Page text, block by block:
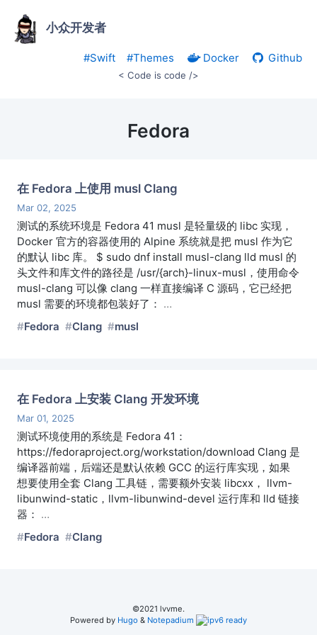
小众开发者
#Swift #Themes Docker Github
< Code is code />
Fedora
在 Fedora 上使用 musl Clang
Mar 02, 2025
测试的系统环境是 Fedora 41 musl 是轻量级的 libc 实现，
Docker 官方的容器使用的 Alpine 系统就是把 musl 作为它
的默认 libc 库。 $ sudo dnf install musl-clang lld musl 的
头文件和库文件的路径是 /usr/{arch}-linux-musl，使用命令
musl-clang 可以像 clang 一样直接编译 C 源码，它已经把
musl 需要的环境都包装好了： …
Fedora
Clang musl
在 Fedora 上安装 Clang 开发环境
Mar 01, 2025
测试环境使用的系统是 Fedora 41：
https://fedoraproject.org/workstation/download Clang 是
编译器前端，后端还是默认依赖 GCC 的运行库实现，如果
想要使用全套 Clang 工具链，需要额外安装 libcxx， llvm-
libunwind-static，llvm-libunwind-devel 运行库和 lld 链接
器： …
Fedora
Clang
©2021 lvvme.
Powered by Hugo & Notepadium